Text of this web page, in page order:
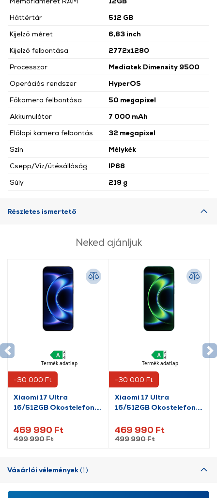
Háttértár
512 GB
Kijelző méret
6,83 inch
Kijelző felbontása
2772x1280
Processzor
Mediatek Dimensity 9500
Operációs rendszer
HyperOS
Főkamera felbontása
50 megapixel
Akkumulátor
7 000 mAh
Előlapi kamera felbontás
32 megapixel
Szín
Mélykék
Csepp/Víz/ütésállóság
IP68
Súly
219 g
Részletes ismertető
Neked ajánljuk
-30 000 Ft
Termék adatlap
Xiaomi 17 Ultra
16/512GB Okostelefon,
469 990 Ft
499 990 Ft
-30 000 Ft
Termék adatlap
Xiaomi 17 Ultra
16/512GB Okostelefon,
469 990 Ft
499 990 Ft
Vásárlói vélemények(1)